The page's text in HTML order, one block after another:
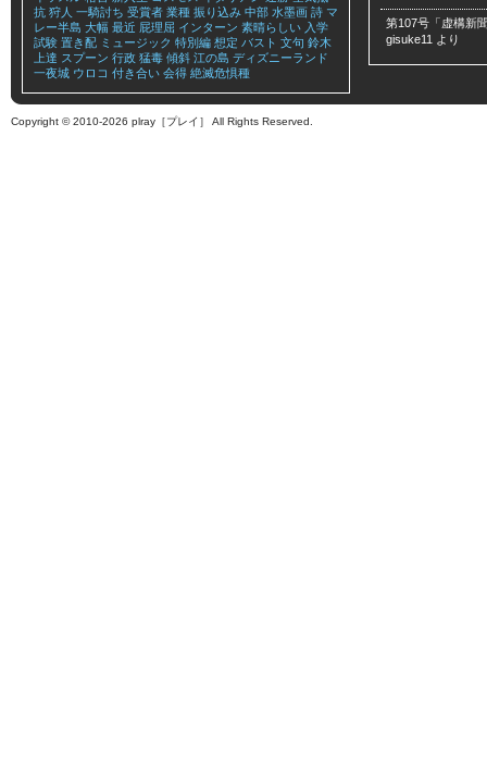
抗 狩人 一騎討ち 受賞者 業種 振り込み 中部 水墨画 詩 マ
レー半島 大幅 最近 屁理屈 インターン 素晴らしい 入学
試験 置き配 ミュージック 特別編 想定 バスト 文句 鈴木
上達 スプーン 行政 猛毒 傾斜 江の島 ディズニーランド
一夜城 ウロコ 付き合い 会得 絶滅危惧種
第107号「虚構新
gisuke11 より
Copyright © 2010-2026 plray［プレイ］ All Rights Reserved.